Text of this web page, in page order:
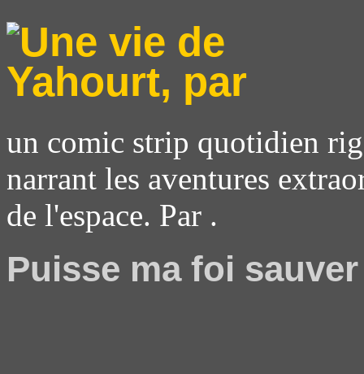
un comic strip quotidien
narrant les aventures
de l'espace. Par .
Puisse ma foi